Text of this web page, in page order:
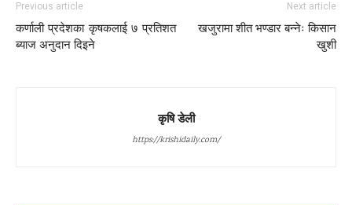
Previous article
कर्णाली प्रदेशका कृषकलाई ७ प्रतिशत
ब्याज अनुदान दिइने
Next article
खजुरामा शीत भण्डार बन्नेः किसान
खुशी
कृषि डेली
https://krishidaily.com/